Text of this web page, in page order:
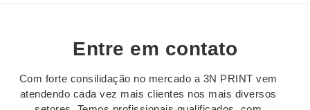
Entre em contato
Com forte consilidação no mercado a 3N PRINT vem
atendendo cada vez mais clientes nos mais diversos